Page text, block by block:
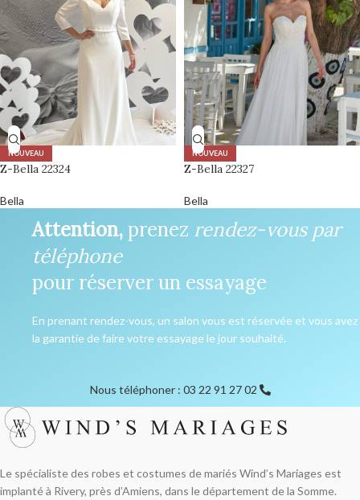
NOUVEAU
Z-Bella 22324
Bella
NOUVEAU
Z-Bella 22327
Bella
Attention,prenez rendez-vous par
téléphone
pour réserver un essayage
En prenant rendez-vous, un salon vous est réservée et vous avez
la garantie de faire votre essayage le jour souhaité.
Nous téléphoner : 03 22 91 27 02
Le spécialiste des robes et costumes de mariés Wind’s Mariages est
implanté à Rivery, près d’Amiens, dans le département de la Somme.